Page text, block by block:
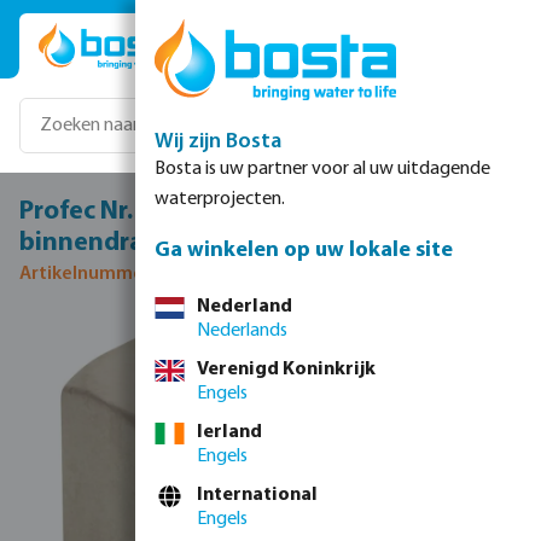
Ga naar de hoofdinhoud
Profec Nr. 300 Dop RVS 316 1 1/4"
binnendraad 16bar type achthoek
Artikelnummer 0080706
Afbeeldingengalerij overslaan
Wij zijn Bosta
Bosta is uw partner voor al uw uitdagende
waterprojecten.
Ga winkelen op uw lokale site
Nederland
Nederlands
Verenigd Koninkrijk
Engels
Ierland
Engels
International
Engels